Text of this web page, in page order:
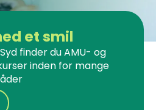
et smil
finder du AMU- og
inden for mange